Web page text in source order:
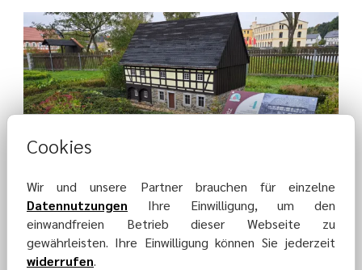
Cookies
Wir und unsere Partner brauchen für einzelne
Datennutzungen Ihre Einwilligung, um den
einwandfreien Betrieb dieser Webseite zu
gewährleisten. Ihre Einwilligung können Sie jederzeit
widerrufen.